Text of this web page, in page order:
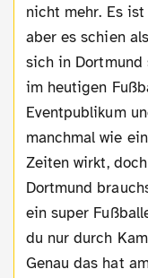
nicht mehr. Es
aber es schien
sich in Dortmund
im heutigen
Eventpublikum
manchmal wie
Zeiten wirkt,
Dortmund
ein super
du nur durch
Genau das hat